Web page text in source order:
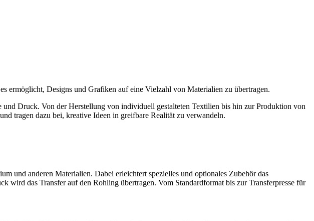
ermöglicht, Designs und Grafiken auf eine Vielzahl von Materialien zu übertragen.
und Druck. Von der Herstellung von individuell gestalteten Textilien bis hin zur Produktion von
tragen dazu bei, kreative Ideen in greifbare Realität zu verwandeln.
und anderen Materialien. Dabei erleichtert spezielles und optionales Zubehör das
das Transfer auf den Rohling übertragen. Vom Standardformat bis zur Transferpresse für